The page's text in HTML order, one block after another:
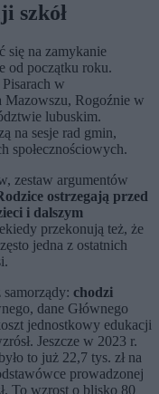
szkół
się na zamykanie
od początku roku.
w
Rogoźnie w
lubuskim.
na sesje rad gmin,
społecznościowych.
zestaw argumentów
ostrzegają przed
i dalszym
przekonują też, że
jedna z ostatnich
chodzi
dane Głównego
jednostkowy edukacji
Jeszcze w 2023 r.
to już 22,7 tys. zł na
prowadzonej
To wzrost o blisko 80